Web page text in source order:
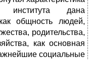
института дана
общность людей,
родительства,
как основная
социальные